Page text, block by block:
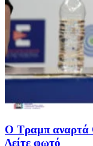
Ο Τραμπ αναρτά
Δείτε φωτό